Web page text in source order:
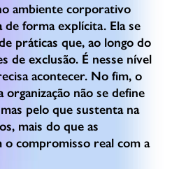
ambiente corporativo
forma explícita. Ela se
práticas que, ao longo do
de exclusão. É nesse nível
acontecer. No fim, o
não se define
pelo que sustenta na
mais do que as
o compromisso real com a